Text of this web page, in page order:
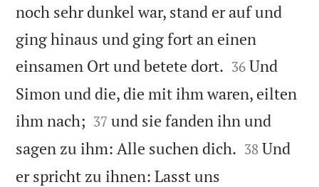
noch sehr dunkel war, stand er auf und
ging hinaus und ging fort an einen
einsamen Ort und betete dort. 

36 Und
Simon und die, die mit ihm waren, eilten
ihm nach; 

37 und sie fanden ihn und
sagen zu ihm: Alle suchen dich. 

38 Und
er spricht zu ihnen: Lasst uns